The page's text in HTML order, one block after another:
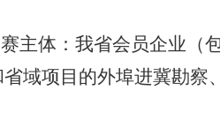
主体：我省会员企业（
域项目的外埠进冀勘察